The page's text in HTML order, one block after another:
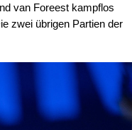
van Foreest kampflos
zwei übrigen Partien der